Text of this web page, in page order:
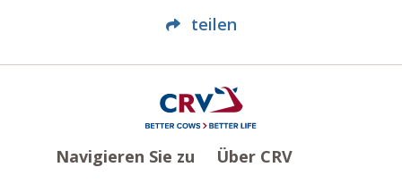
teilen
Navigieren Sie zu Über CRV